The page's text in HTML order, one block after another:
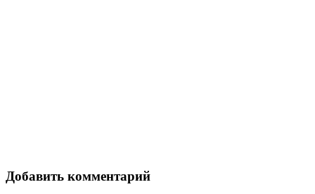
Добавить комментарий